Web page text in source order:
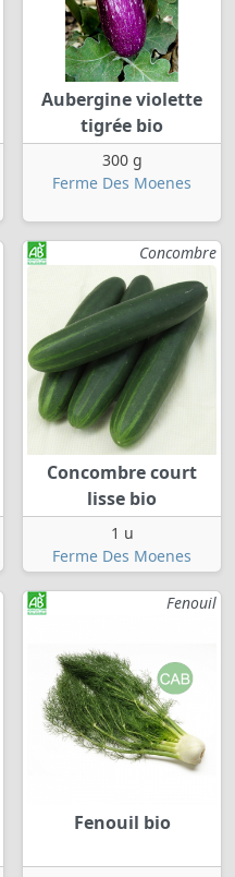
Aubergine violette
tigrée bio
300 g
Ferme Des Moenes
Concombre
Concombre court
lisse bio
1 u
Ferme Des Moenes
Fenouil
Fenouil bio